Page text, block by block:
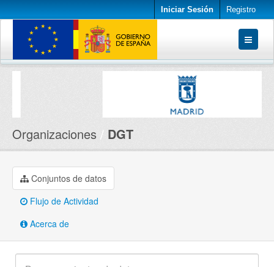
Iniciar Sesión Registro
Conjuntos de datos
Organizaciones DGT
Conjuntos de datos
Flujo de Actividad
Acerca de